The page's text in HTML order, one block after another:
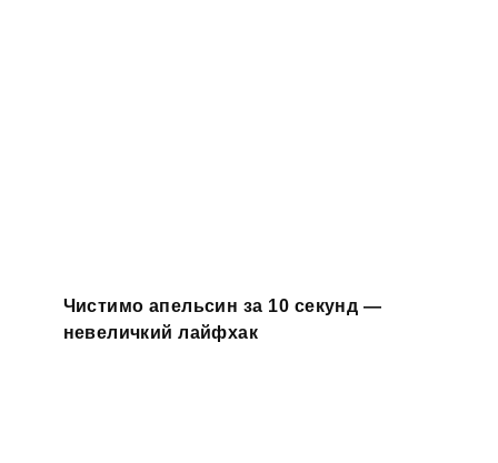
Чистимо апельсин за 10 секунд —
невеличкий лайфхак